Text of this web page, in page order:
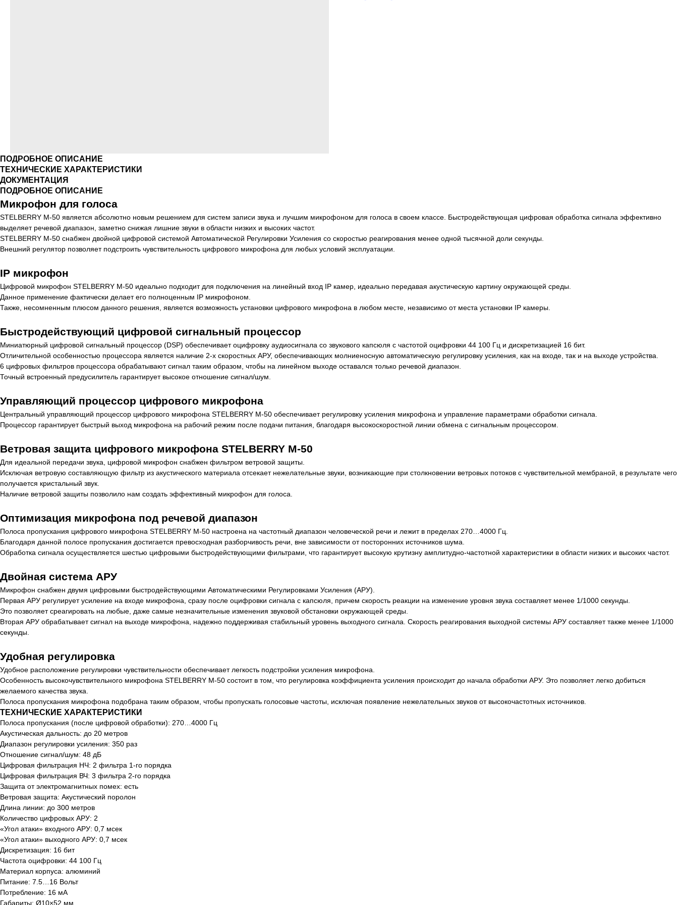
ПОДРОБНОЕ ОПИСАНИЕ
ТЕХНИЧЕСКИЕ ХАРАКТЕРИСТИКИ
ДОКУМЕНТАЦИЯ
ПОДРОБНОЕ ОПИСАНИЕ
Микрофон для голоса
STELBERRY M-50 является абсолютно новым решением для систем записи звука и лучшим микрофоном для голоса в своем классе. Быстродействующая цифровая обработка сигнала эффективно
выделяет речевой диапазон, заметно снижая лишние звуки в области низких и высоких частот.
STELBERRY M-50 снабжен двойной цифровой системой Автоматической Регулировки Усиления со скоростью реагирования менее одной тысячной доли секунды.
Внешний регулятор позволяет подстроить чувствительность цифрового микрофона для любых условий эксплуатации.
IP микрофон
Цифровой микрофон STELBERRY M-50 идеально подходит для подключения на линейный вход IP камер, идеально передавая акустическую картину окружающей среды.
Данное применение фактически делает его полноценным IP микрофоном.
Также, несомненным плюсом данного решения, является возможность установки цифрового микрофона в любом месте, независимо от места установки IP камеры.
Быстродействующий цифровой сигнальный процессор
Миниатюрный цифровой сигнальный процессор (DSP) обеспечивает оцифровку аудиосигнала со звукового капсюля с частотой оцифровки 44 100 Гц и дискретизацией 16 бит.
Отличительной особенностью процессора является наличие 2-х скоростных АРУ, обеспечивающих молниеносную автоматическую регулировку усиления, как на входе, так и на выходе устройства.
6 цифровых фильтров процессора обрабатывают сигнал таким образом, чтобы на линейном выходе оставался только речевой диапазон.
Точный встроенный предусилитель гарантирует высокое отношение сигнал/шум.
Управляющий процессор цифрового микрофона
Центральный управляющий процессор цифрового микрофона STELBERRY M-50 обеспечивает регулировку усиления микрофона и управление параметрами обработки сигнала.
Процессор гарантирует быстрый выход микрофона на рабочий режим после подачи питания, благодаря высокоскоростной линии обмена с сигнальным процессором.
Ветровая защита цифрового микрофона STELBERRY M-50
Для идеальной передачи звука, цифровой микрофон снабжен фильтром ветровой защиты.
Исключая ветровую составляющую фильтр из акустического материала отсекает нежелательные звуки, возникающие при столкновении ветровых потоков с чувствительной мембраной, в результате чего
получается кристальный звук.
Наличие ветровой защиты позволило нам создать эффективный микрофон для голоса.
Оптимизация микрофона под речевой диапазон
Полоса пропускания цифрового микрофона STELBERRY M-50 настроена на частотный диапазон человеческой речи и лежит в пределах 270…4000 Гц.
Благодаря данной полосе пропускания достигается превосходная разборчивость речи, вне зависимости от посторонних источников шума.
Обработка сигнала осуществляется шестью цифровыми быстродействующими фильтрами, что гарантирует высокую крутизну амплитудно-частотной характеристики в области низких и высоких частот.
Двойная система АРУ
Микрофон снабжен двумя цифровыми быстродействующими Автоматическими Регулировками Усиления (АРУ).
Первая АРУ регулирует усиление на входе микрофона, сразу после оцифровки сигнала с капсюля, причем скорость реакции на изменение уровня звука составляет менее 1/1000 секунды.
Это позволяет среагировать на любые, даже самые незначительные изменения звуковой обстановки окружающей среды.
Вторая АРУ обрабатывает сигнал на выходе микрофона, надежно поддерживая стабильный уровень выходного сигнала. Скорость реагирования выходной системы АРУ составляет также менее 1/1000
секунды.
Удобная регулировка
Удобное расположение регулировки чувствительности обеспечивает легкость подстройки усиления микрофона.
Особенность высокочувствительного микрофона STELBERRY M-50 состоит в том, что регулировка коэффициента усиления происходит до начала обработки АРУ. Это позволяет легко добиться
желаемого качества звука.
Полоса пропускания микрофона подобрана таким образом, чтобы пропускать голосовые частоты, исключая появление нежелательных звуков от высокочастотных источников.
ТЕХНИЧЕСКИЕ ХАРАКТЕРИСТИКИ
Полоса пропускания (после цифровой обработки): 270…4000 Гц
Акустическая дальность: до 20 метров
Диапазон регулировки усиления: 350 раз
Отношение сигнал/шум: 48 дБ
Цифровая фильтрация НЧ: 2 фильтра 1-го порядка
Цифровая фильтрация ВЧ: 3 фильтра 2-го порядка
Защита от электромагнитных помех: есть
Ветровая защита: Акустический поролон
Длина линии: до 300 метров
Количество цифровых АРУ: 2
«Угол атаки» входного АРУ: 0,7 мсек
«Угол атаки» выходного АРУ: 0,7 мсек
Дискретизация: 16 бит
Частота оцифровки: 44 100 Гц
Материал корпуса: алюминий
Питание: 7.5…16 Вольт
Потребление: 16 мА
Габариты: Ø10×52 мм